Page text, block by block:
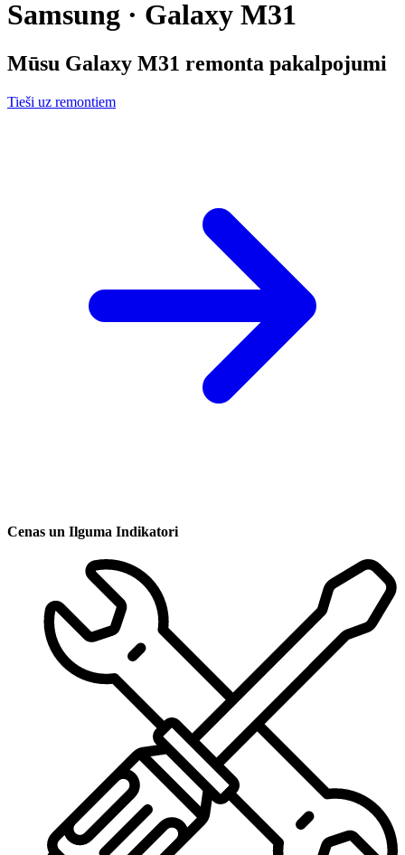
Samsung · Galaxy M31
Mūsu Galaxy M31 remonta pakalpojumi
Tieši uz remontiem
Cenas un Ilguma Indikatori